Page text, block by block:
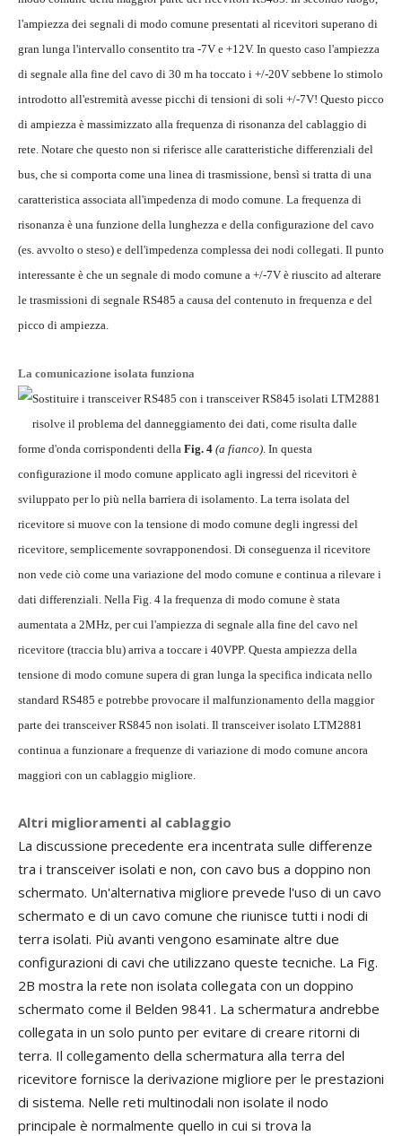
l'ampiezza dei segnali di modo comune presentati al ricevitori superano di
gran lunga l'intervallo consentito tra -7V e +12V. In questo caso l'ampiezza
di segnale alla fine del cavo di 30 m ha toccato i +/-20V sebbene lo stimolo
introdotto all'estremità avesse picchi di tensioni di soli +/-7V! Questo picco
di ampiezza è massimizzato alla frequenza di risonanza del cablaggio di
rete. Notare che questo non si riferisce alle caratteristiche differenziali del
bus, che si comporta come una linea di trasmissione, bensì si tratta di una
caratteristica associata all'impedenza di modo comune. La frequenza di
risonanza è una funzione della lunghezza e della configurazione del cavo
(es. avvolto o steso) e dell'impedenza complessa dei nodi collegati. Il punto
interessante è che un segnale di modo comune a +/-7V è riuscito ad alterare
le trasmissioni di segnale RS485 a causa del contenuto in frequenza e del
picco di ampiezza.
La comunicazione isolata funziona
Sostituire i transceiver RS485 con i transceiver RS845 isolati LTM2881
risolve il problema del danneggiamento dei dati, come risulta dalle
forme d'onda corrispondenti della Fig. 4 (a fianco). In questa
configurazione il modo comune applicato agli ingressi del ricevitori è
sviluppato per lo più nella barriera di isolamento. La terra isolata del
ricevitore si muove con la tensione di modo comune degli ingressi del
ricevitore, semplicemente sovrapponendosi. Di conseguenza il ricevitore
non vede ciò come una variazione del modo comune e continua a rilevare i
dati differenziali. Nella Fig. 4 la frequenza di modo comune è stata
aumentata a 2MHz, per cui l'ampiezza di segnale alla fine del cavo nel
ricevitore (traccia blu) arriva a toccare i 40VPP. Questa ampiezza della
tensione di modo comune supera di gran lunga la specifica indicata nello
standard RS485 e potrebbe provocare il malfunzionamento della maggior
parte dei transceiver RS845 non isolati. Il transceiver isolato LTM2881
continua a funzionare a frequenze di variazione di modo comune ancora
maggiori con un cablaggio migliore.
Altri miglioramenti al cablaggio
La discussione precedente era incentrata sulle differenze
tra i transceiver isolati e non, con cavo bus a doppino non
schermato. Un'alternativa migliore prevede l'uso di un cavo
schermato e di un cavo comune che riunisce tutti i nodi di
terra isolati. Più avanti vengono esaminate altre due
configurazioni di cavi che utilizzano queste tecniche. La Fig.
2B mostra la rete non isolata collegata con un doppino
schermato come il Belden 9841. La schermatura andrebbe
collegata in un solo punto per evitare di creare ritorni di
terra. Il collegamento della schermatura alla terra del
ricevitore fornisce la derivazione migliore per le prestazioni
di sistema. Nelle reti multinodali non isolate il nodo
principale è normalmente quello in cui si trova la